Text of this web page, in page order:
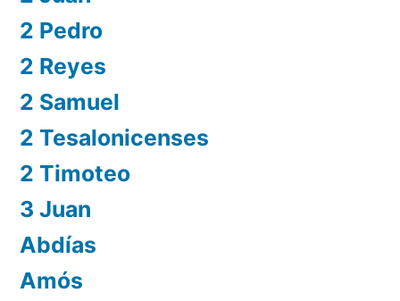
2 Pedro
2 Reyes
2 Samuel
2 Tesalonicenses
2 Timoteo
3 Juan
Abdías
Amós